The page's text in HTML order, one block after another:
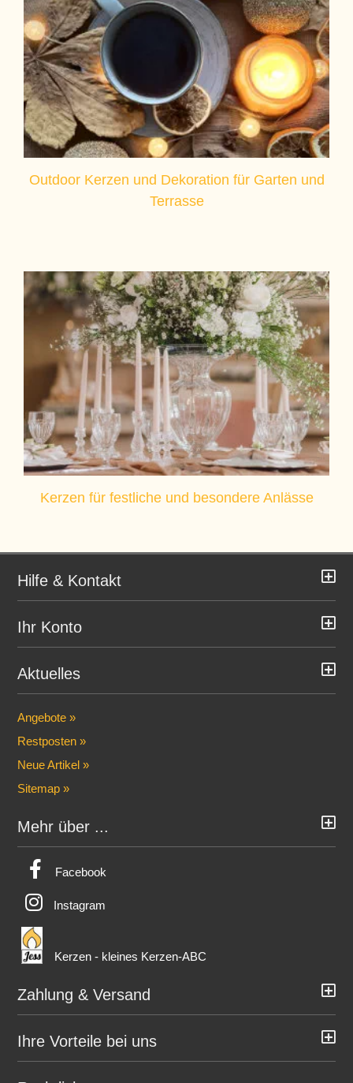
Outdoor Kerzen und Dekoration für Garten und
Terrasse
Kerzen für festliche und besondere Anlässe
Hilfe & Kontakt
Ihr Konto
Aktuelles
Angebote »
Restposten »
Neue Artikel »
Sitemap »
Mehr über ...
Facebook
Instagram
Kerzen - kleines Kerzen-ABC
Zahlung & Versand
Ihre Vorteile bei uns